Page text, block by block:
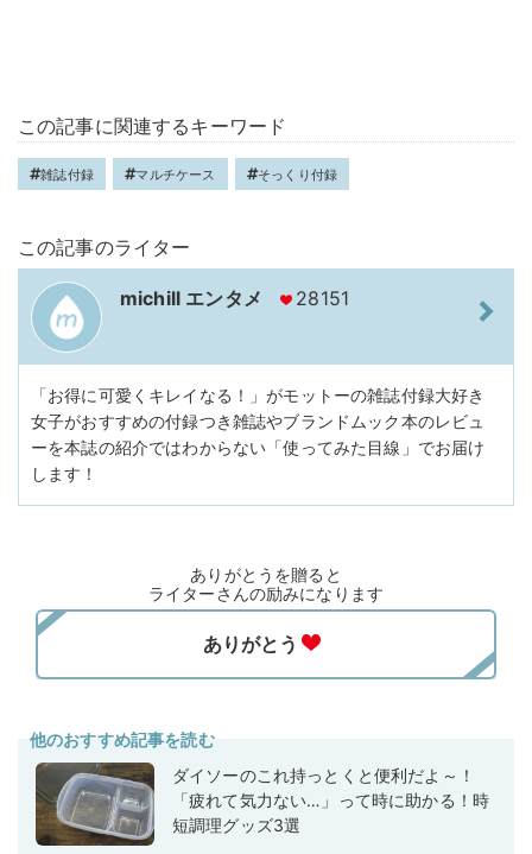
この記事に関連するキーワード
雑誌付録 マルチケース そっくり付録
この記事のライター
michill エンタメ 28151
「お得に可愛くキレイなる！」がモットーの雑誌付録大好き
女子がおすすめの付録つき雑誌やブランドムック本のレビュ
ーを本誌の紹介ではわからない「使ってみた目線」でお届け
します！
ありがとうを贈ると
ライターさんの励みになります
他のおすすめ記事を読む
ダイソーのこれ持っとくと便利だよ～！
「疲れて気力ない…」って時に助かる！時
短調理グッズ3選